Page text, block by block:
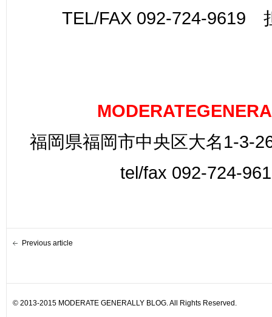
TEL/FAX 092-724-9619
福岡県福岡市中央区大名1-3-
tel/fax 092-724-
Previous article
© 2013-2015 MODERATE GENERALLY BLOG. All Rights Reserved.